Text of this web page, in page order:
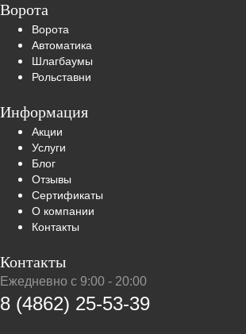
Ворота
Ворота
Автоматика
Шлагбаумы
Рольставни
Информация
Акции
Услуги
Блог
Отзывы
Сертификаты
О компании
Контакты
Контакты
Ежедневно с 9:00 - 20:00
8 (4862) 25-53-39